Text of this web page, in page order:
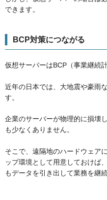
できます。
BCP対策につながる
仮想サーバーはBCP（事業継続
近年の日本では、大地震や豪雨
す。
企業のサーバーが物理的に損壊
も少なくありません。
そこで、遠隔地のハードウェア
ップ環境として用意しておけば
もデータを引き出して業務を継